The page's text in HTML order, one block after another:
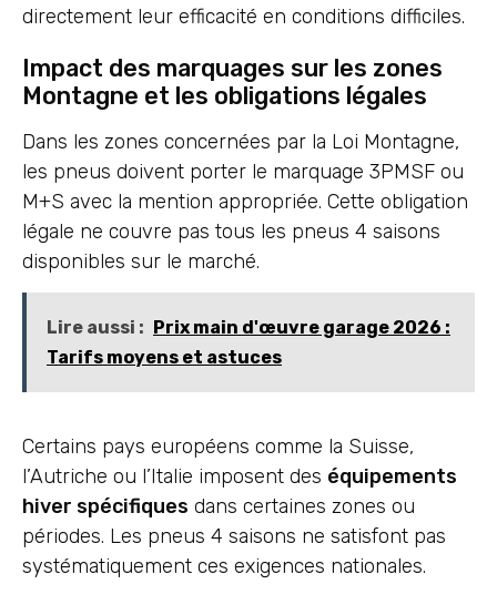
directement leur efficacité en conditions difficiles.
Impact des marquages sur les zones
Montagne et les obligations légales
Dans les zones concernées par la Loi Montagne,
les pneus doivent porter le marquage 3PMSF ou
M+S avec la mention appropriée. Cette obligation
légale ne couvre pas tous les pneus 4 saisons
disponibles sur le marché.
Lire aussi :
Prix main d'œuvre garage 2026 :
Tarifs moyens et astuces
Certains pays européens comme la Suisse,
l’Autriche ou l’Italie imposent des équipements
hiver spécifiques dans certaines zones ou
périodes. Les pneus 4 saisons ne satisfont pas
systématiquement ces exigences nationales.